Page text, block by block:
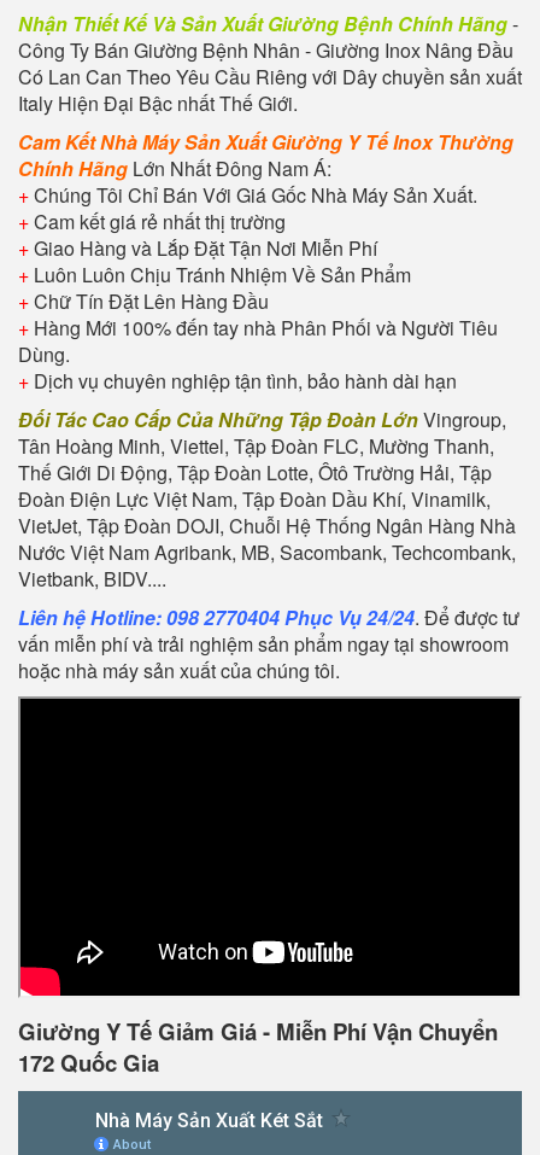
Nhận Thiết Kế Và Sản XuấtGiường Bệnh Chính Hãng-
Công Ty Bán Giường Bệnh Nhân -Giường Inox Nâng Đầu
Có Lan Can Theo Yêu Cầu Riêng với Dây chuyền sản xuất
Italy Hiện Đại Bậc nhất Thế Giới.
Cam Kết Nhà Máy Sản XuấtGiường Y Tế Inox Thường
Chính Hãng Lớn Nhất Đông Nam Á:
+Chúng Tôi Chỉ Bán Với Giá Gốc Nhà Máy Sản Xuất.
+Cam kết giá rẻ nhất thị trường
+Giao Hàng và Lắp Đặt Tận Nơi Miễn Phí
+ Luôn Luôn Chịu Tránh Nhiệm Về Sản Phẩm
+Chữ Tín Đặt Lên Hàng Đầu
+ Hàng Mới 100% đến tay nhà Phân Phối và Người Tiêu
Dùng.
+ Dịch vụ chuyên nghiệp tận tình, bảo hành dài hạn
Đối Tác Cao Cấp Của Những Tập Đoàn LớnVingroup,
Tân Hoàng Minh, Viettel, Tập Đoàn FLC, Mường Thanh,
Thế Giới Di Động, Tập Đoàn Lotte, Ôtô Trường Hải, Tập
Đoàn Điện Lực Việt Nam, Tập Đoàn Dầu Khí, Vinamilk,
VietJet, Tập Đoàn DOJI, Chuỗi Hệ Thống Ngân Hàng Nhà
Nước Việt Nam Agribank, MB, Sacombank, Techcombank,
Vietbank, BIDV....
Liên hệ Hotline: 098 2770404 Phục Vụ 24/24. Để được tư
vấn miễn phí và trải nghiệm sản phẩm ngay tại showroom
hoặc nhà máy sản xuất của chúng tôi.
Giường Y Tế Giảm Giá - Miễn Phí Vận Chuyển
172 Quốc Gia